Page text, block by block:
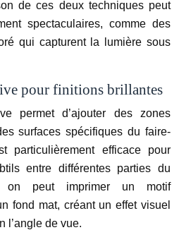
de ces deux techniques peut
spectaculaires, comme des
qui capturent la lumière sous
pour finitions brillantes
permet d’ajouter des zones
surfaces spécifiques du faire-
particulièrement efficace pour
entre différentes parties du
on peut imprimer un motif
fond mat, créant un effet visuel
l’angle de vue.